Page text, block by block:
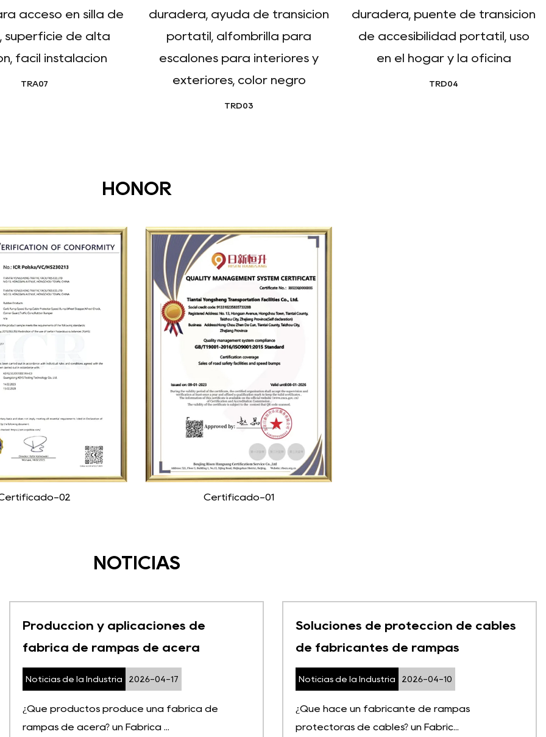
acceso en silla de
superficie de alta
fácil instalación
TRA07
duradera, ayuda de transición
portátil, alfombrilla para
escalones para interiores y
exteriores, color negro
TRD03
duradera, puente de transición
de accesibilidad portátil, uso
en el hogar y la oficina
TRD04
HONOR
02 Certificado-01
NOTICIAS
Producción y aplicaciones de
fábrica de rampas de acera
Noticias de la Industria 2026-04-17
¿Qué productos produce una fábrica de
rampas de acera? un Fábrica ...
Soluciones de protección de cables
de fabricantes de rampas
Noticias de la Industria 2026-04-10
¿Qué hace un fabricante de rampas
protectoras de cables? un Fabric...